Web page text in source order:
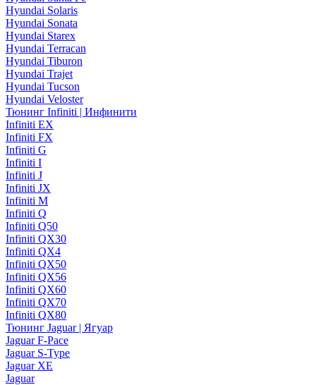
Hyundai Solaris
Hyundai Sonata
Hyundai Starex
Hyundai Terracan
Hyundai Tiburon
Hyundai Trajet
Hyundai Tucson
Hyundai Veloster
Тюнинг Infiniti | Инфинити
Infiniti EX
Infiniti FX
Infiniti G
Infiniti I
Infiniti J
Infiniti JX
Infiniti M
Infiniti Q
Infiniti Q50
Infiniti QX30
Infiniti QX4
Infiniti QX50
Infiniti QX56
Infiniti QX60
Infiniti QX70
Infiniti QX80
Тюнинг Jaguar | Ягуар
Jaguar F-Pace
Jaguar S-Type
Jaguar XE
Jaguar